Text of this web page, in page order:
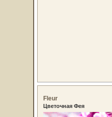
Fleur
Цветочная Фея